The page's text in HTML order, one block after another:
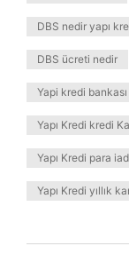
DBS nedir yapı
DBS ücreti nedir
Yapi kredi
Yapı Kredi kredi
Yapı Kredi para
Yapı Kredi yıllık